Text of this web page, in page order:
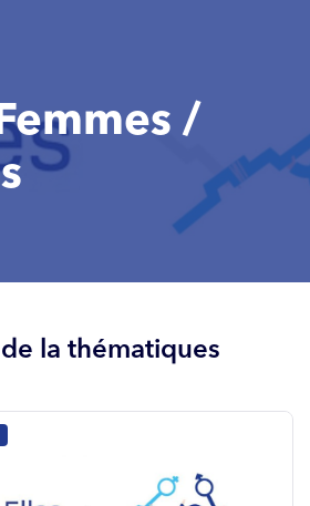
/
la thématiques